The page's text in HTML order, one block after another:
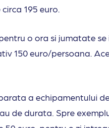
195 euro.
o ora si jumatate
150 euro/persoana.
a echipamentului
de durata. Spre